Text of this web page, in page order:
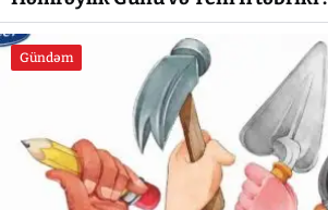
Gündəm